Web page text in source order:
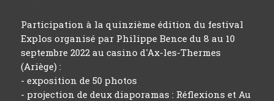
Participation à la quinzième édition du festival
Explos organisé par Philippe Bence du 8 au 10
septembre 2022 au casino d'Ax-les-Thermes
(Ariège) :
- exposition de 50 photos
- projection de deux diaporamas : Réflexions et Au